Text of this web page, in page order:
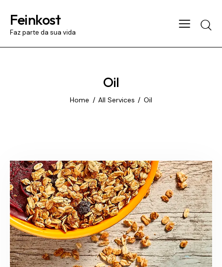
Feinkost
Faz parte da sua vida
Oil
Home All Services Oil